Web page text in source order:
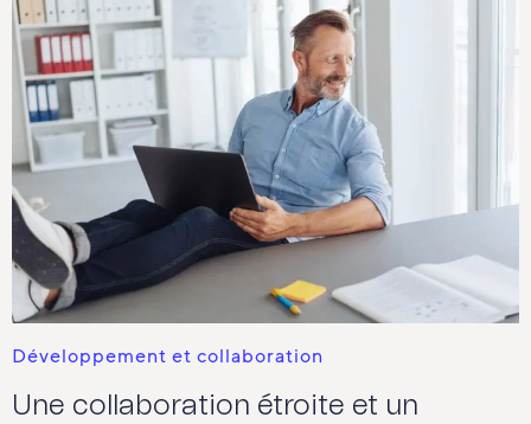
Développement et collaboration
Une collaboration étroite et un